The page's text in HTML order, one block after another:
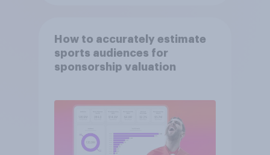
How to accurately estimate
sports audiences for
sponsorship valuation